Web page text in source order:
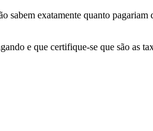
exatamente quanto
e que certifique-se que são as